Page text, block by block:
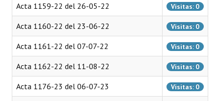
DOCUMENTOS
Informes de Gestión
Proyectos Presentados
Dictámenes Asesoría Letrada
Actas de Sesión
Acta 1159-22 del 26-05-22 Visitas: 0
Acta 1160-22 del 23-06-22 Visitas: 0
Acta 1161-22 del 07-07-22 Visitas: 0
Acta 1162-22 del 11-08-22 Visitas: 0
Acta 1176-23 del 06-07-23 Visitas: 0